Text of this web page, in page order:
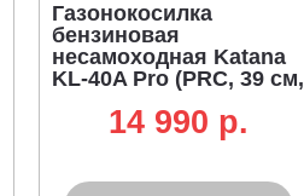
Газонокосилка
бензиновая
несамоходная Katana
KL-40A Pro (PRC, 39 см,
пластик, 38 л, 19 кг)
14 990 p.